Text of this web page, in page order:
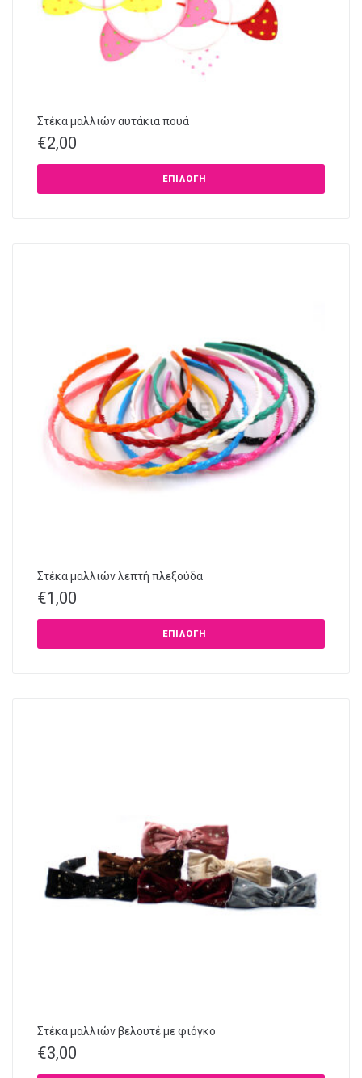
Στέκα μαλλιών αυτάκια πουά
€2,00
ΕΠΙΛΟΓΉ
Στέκα μαλλιών λεπτή πλεξούδα
€1,00
ΕΠΙΛΟΓΉ
Στέκα μαλλιών βελουτέ με φιόγκο
€3,00